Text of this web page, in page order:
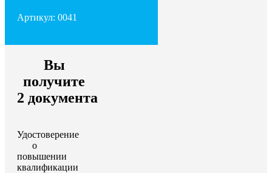
Артикул: 0041
Вы
получите
2 документа
Удостоверение
о
повышении
квалификации